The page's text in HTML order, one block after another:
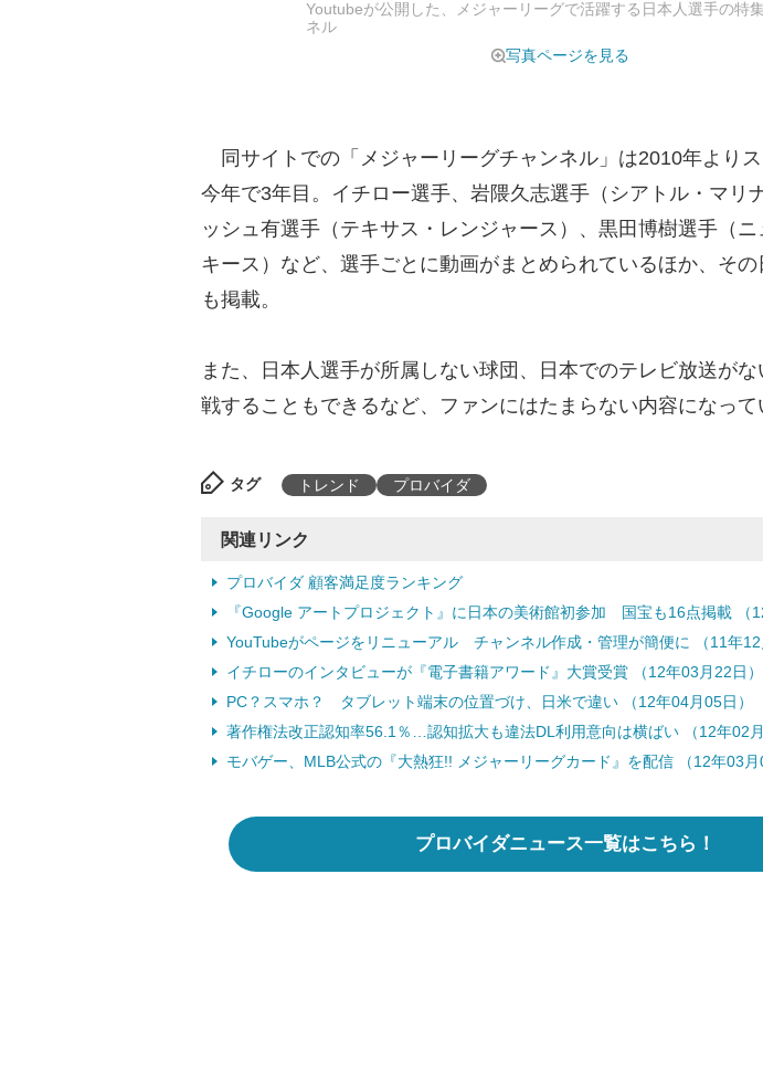
Youtubeが公開した、メジャーリーグで活躍する日本人選手の特
ネル
写真ページを見る
同サイトでの「メジャーリーグチャンネル」は2010年より
今年で3年目。イチロー選手、岩隈久志選手（シアトル・マリ
ッシュ有選手（テキサス・レンジャース）、黒田博樹選手（
キース）など、選手ごとに動画がまとめられているほか、そ
も掲載。
また、日本人選手が所属しない球団、日本でのテレビ放送が
戦することもできるなど、ファンにはたまらない内容になって
タグ トレンド プロバイダ
関連リンク
プロバイダ 顧客満足度ランキング
『Google アートプロジェクト』に日本の美術館初参加 国宝も16点掲載 （
YouTubeがページをリニューアル チャンネル作成・管理が簡便に （11年12
イチローのインタビューが『電子書籍アワード』大賞受賞 （12年03月22日）
PC？スマホ？ タブレット端末の位置づけ、日米で違い （12年04月05日）
著作権法改正認知率56.1％…認知拡大も違法DL利用意向は横ばい （12年02月
モバゲー、MLB公式の『大熱狂!! メジャーリーグカード』を配信 （12年03月
プロバイダニュース一覧はこちら！